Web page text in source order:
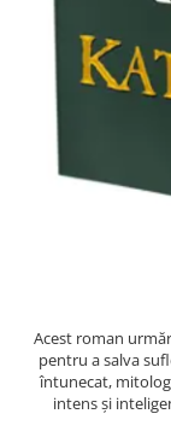
Lupe și articole
Foarfece școlare
Globuri pământești
Cutii sandwich și
Umbrele pentru
Termosuri
Pahare și sticle
Caiete matematică
Caiete muzică
Caiete geografie
Acest roman
pentru a salva
întunecat,
intens și